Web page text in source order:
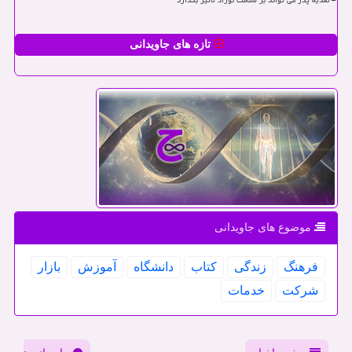
تازه های جاویدانی
موضوع های جاویدانی
فرهنگ زندگی كتاب دانشگاه آموزش
بازار
شركت
خدمات